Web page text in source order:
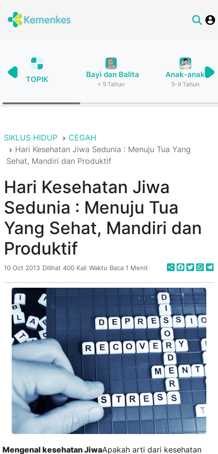
TOPIK
Bayi dan Balita
< 5 Tahun
Anak-anak
5-9 Tahun
SIKLUS HIDUP
CEGAH
Hari Kesehatan Jiwa Sedunia : Menuju Tua Yang
Sehat, Mandiri dan Produktif
Hari Kesehatan Jiwa
Sedunia : Menuju Tua
Yang Sehat, Mandiri dan
Produktif
10 Oct 2013 Dilihat 400 Kali Waktu Baca 1 Menit Share
Mengenal kesehatan JiwaApakah arti dari kesehatan